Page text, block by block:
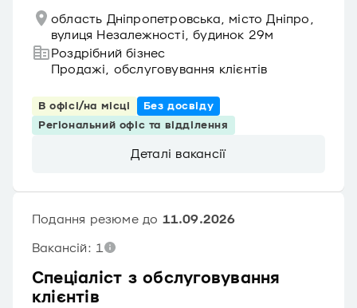
область Дніпропетровська, місто Дніпро,
вулиця Незалежності, будинок 29м
Роздрібний бізнес
Продажі, обслуговування клієнтів
В офісі/на місці
Без досвіду
Регіональний офіс та відділення
Деталі вакансії
Спеціаліст з обслуговування
клієнтів
Подання резюме до 11.09.2026
Вакансій: 1